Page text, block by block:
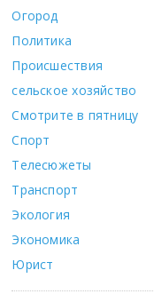
Огород
Политика
Происшествия
сельское хозяйство
Смотрите в пятницу
Спорт
Телесюжеты
Транспорт
Экология
Экономика
Юрист